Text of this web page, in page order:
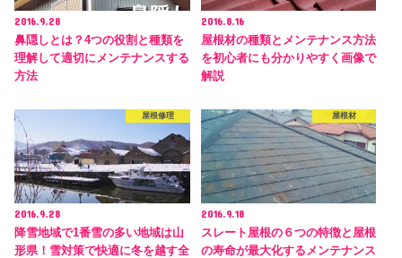
2016.9.28
鼻隠しとは？4つの役割と種類を
理解して適切にメンテナンスする
方法
2016.8.16
屋根材の種類とメンテナンス方法
を初心者にも分かりやすく画像で
解説
屋根修理
2016.9.28
降雪地域で1番雪の多い地域は山
形県！雪対策で快適に冬を越す全
屋根材
2016.9.18
スレート屋根の６つの特徴と屋根
の寿命が最大化するメンテナンス